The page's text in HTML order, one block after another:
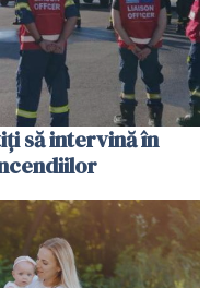
să intervină în